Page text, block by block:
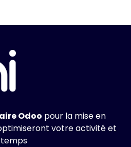
Odoo pour la mise en
votre activité et